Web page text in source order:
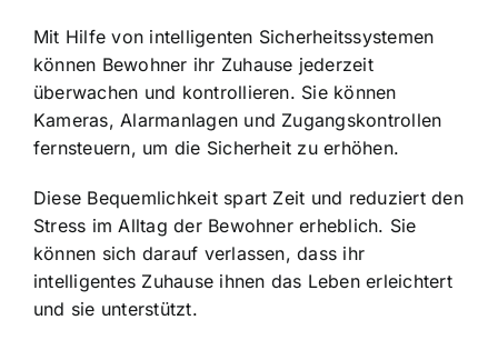
Mit Hilfe von intelligenten Sicherheitssystemen
können Bewohner ihr Zuhause jederzeit
überwachen und kontrollieren. Sie können
Kameras, Alarmanlagen und Zugangskontrollen
fernsteuern, um die Sicherheit zu erhöhen.
Diese Bequemlichkeit spart Zeit und reduziert den
Stress im Alltag der Bewohner erheblich. Sie
können sich darauf verlassen, dass ihr
intelligentes Zuhause ihnen das Leben erleichtert
und sie unterstützt.